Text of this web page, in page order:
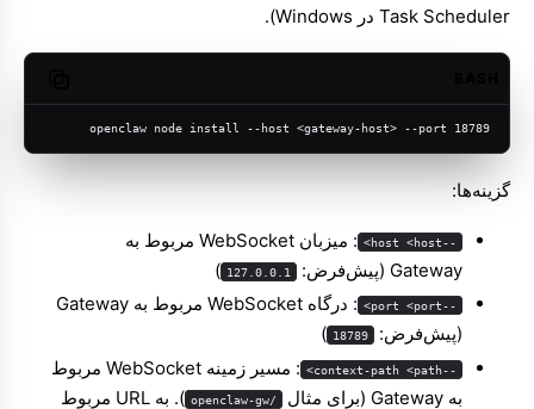
Task Scheduler در Windows).
openclaw node install --host <gateway-host> --port 18789
گزینه‌ها:
--host <host>
: میزبان WebSocket مربوط به
Gateway (پیش‌فرض:
127.0.0.1
)
--port <port>
: درگاه WebSocket مربوط به Gateway
(پیش‌فرض:
18789
)
--context-path <path>
: مسیر زمینه WebSocket مربوط
به Gateway (برای مثال
/openclaw-gw
). به URL مربوط